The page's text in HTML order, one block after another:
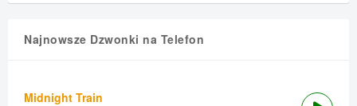
Najnowsze Dzwonki na Telefon
Midnight Train